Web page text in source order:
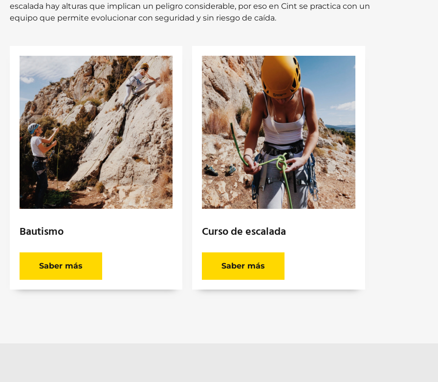
escalada hay alturas que implican un peligro considerable, por eso en Cint se practica con un
equipo que permite evolucionar con seguridad y sin riesgo de caída.
Bautismo
Saber más
Curso de escalada
Saber más